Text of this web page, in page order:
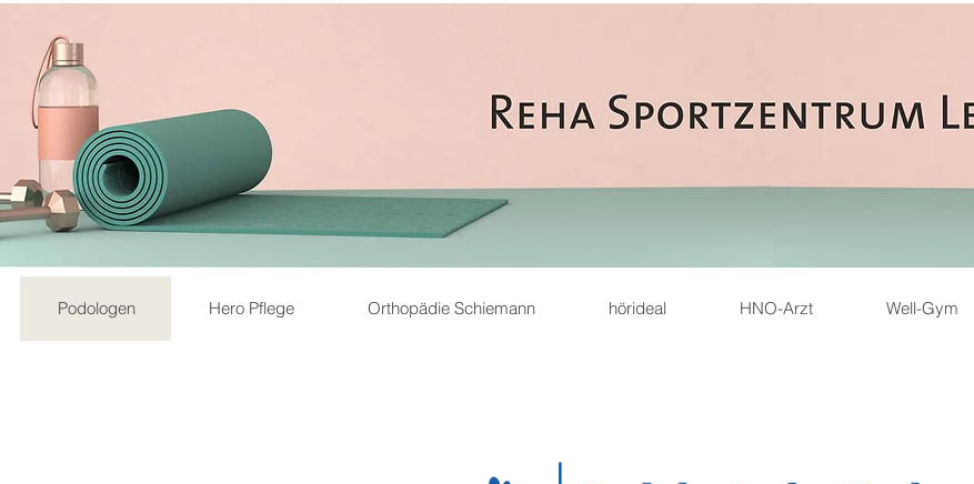
Podologen Hero Pflege Orthopädie Schiemann hörideal HNO-Arzt Well-Gym